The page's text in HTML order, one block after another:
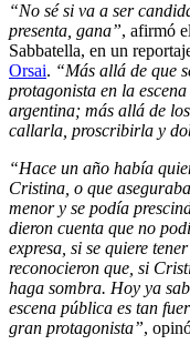
“No sé si va a ser
presenta, gana”, afirmó
Sabbatella, en un
Orsai. “Más allá de que
protagonista en la
argentina; más allá de
callarla, proscribirla y
“Hace un año había
Cristina, o que
menor y se podía
dieron cuenta que no
expresa, si se quiere
reconocieron que, si
haga sombra. Hoy ya
escena pública es tan
gran protagonista”,